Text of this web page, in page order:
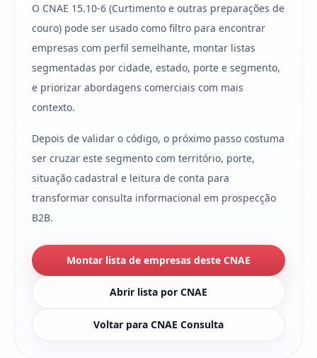
O CNAE 15.10-6 (Curtimento e outras preparações de
couro) pode ser usado como filtro para encontrar
empresas com perfil semelhante, montar listas
segmentadas por cidade, estado, porte e segmento,
e priorizar abordagens comerciais com mais
contexto.
Depois de validar o código, o próximo passo costuma
ser cruzar este segmento com território, porte,
situação cadastral e leitura de conta para
transformar consulta informacional em prospecção
B2B.
Montar lista de empresas deste CNAE
Abrir lista por CNAE
Voltar para CNAE Consulta